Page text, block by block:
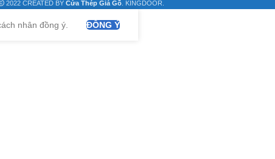
2022 CREATED BY Cửa Thép Giả Gỗ . KINGDOOR.
nhân đồng ý. ĐỒNG Ý